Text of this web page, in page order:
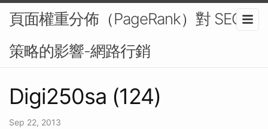
頁面權重分佈（PageRank）對 SEO
策略的影響-網路行銷
Digi250sa (124)
Sep 22, 2013